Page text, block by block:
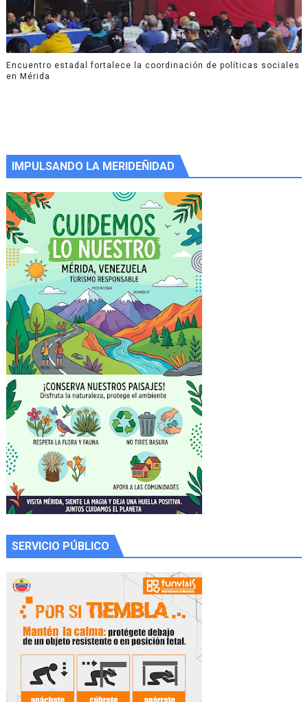
Encuentro estadal fortalece la coordinación de políticas sociales
en Mérida
IMPULSANDO LA MERIDEÑIDAD
SERVICIO PÚBLICO